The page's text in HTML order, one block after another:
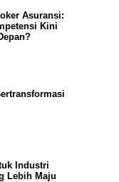
Asuransi:
Kini
Industri
Lebih Maju